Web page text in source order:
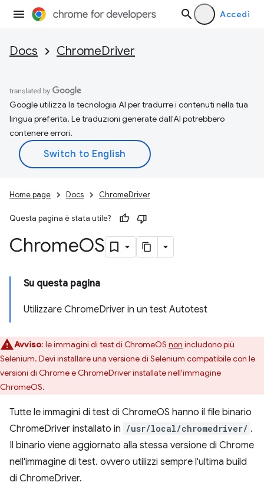
Accedi
Docs ChromeDriver
Google utilizza la tecnologia AI per tradurre i contenuti nella tua
lingua preferita. Le traduzioni generate dall'AI potrebbero
contenere errori.
Home page Docs ChromeDriver
Questa pagina è stata utile?
ChromeOS
Su questa pagina
Utilizzare ChromeDriver in un test Autotest
Avviso: le immagini di test di ChromeOS non includono più
Selenium. Devi installare una versione di Selenium compatibile con le
versioni di Chrome e ChromeDriver installate nell'immagine
ChromeOS.
Tutte le immagini di test di ChromeOS hanno il file binario
ChromeDriver installato in /usr/local/chromedriver/ .
Il binario viene aggiornato alla stessa versione di Chrome
nell'immagine di test. ovvero utilizzi sempre l'ultima build
di ChromeDriver.